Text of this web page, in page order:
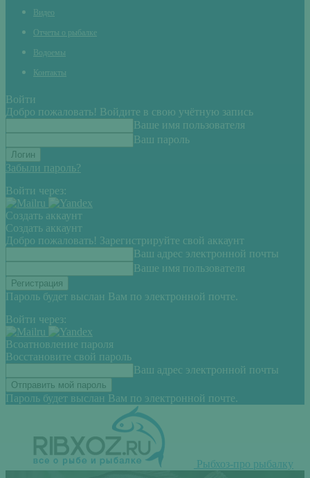
Видео
Отчеты о рыбалке
Водоемы
Контакты
Войти
Добро пожаловать! Войдите в свою учётную запись
Ваше имя пользователя
Ваш пароль
Забыли пароль?
Войти через:
Создать аккаунт
Создать аккаунт
Добро пожаловать! Зарегистрируйте свой аккаунт
Ваш адрес электронной почты
Ваше имя пользователя
Пароль будет выслан Вам по электронной почте.
Войти через:
Всоатновление пароля
Восстановите свой пароль
Ваш адрес электронной почты
Пароль будет выслан Вам по электронной почте.
Рыбхоз-про рыбалку